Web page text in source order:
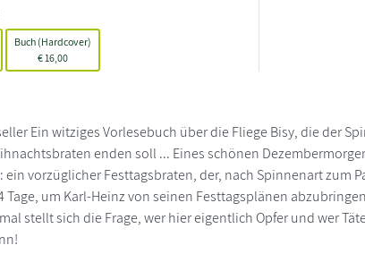
Buch (Hardcover)
€ 16,00
Ein witziges Vorlesebuch über die Fliege Bisy, die der
enden soll ... Eines schönen
ein vorzüglicher Festtagsbraten, der, nach Spinnenart zum
Tage, um Karl-Heinz von seinen Festtagsplänen
stellt sich die Frage, wer hier eigentlich Opfer und wer